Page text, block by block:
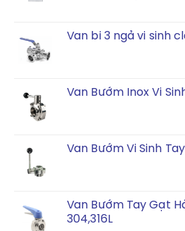
Van bi 3 ngả vi sinh
Van Bướm Inox Vi
Van Bướm Vi Sinh
Van Bướm Tay Gạt
304,316L